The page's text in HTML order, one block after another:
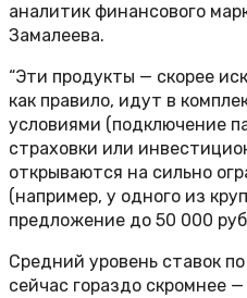
аналитик финансового
Замалеева.
“Эти продукты — скорее
как правило, идут в
условиями (подключение
страховки или
открываются на сильно
(например, у одного из
предложение до 50 000
Средний уровень ставок
сейчас гораздо скромнее